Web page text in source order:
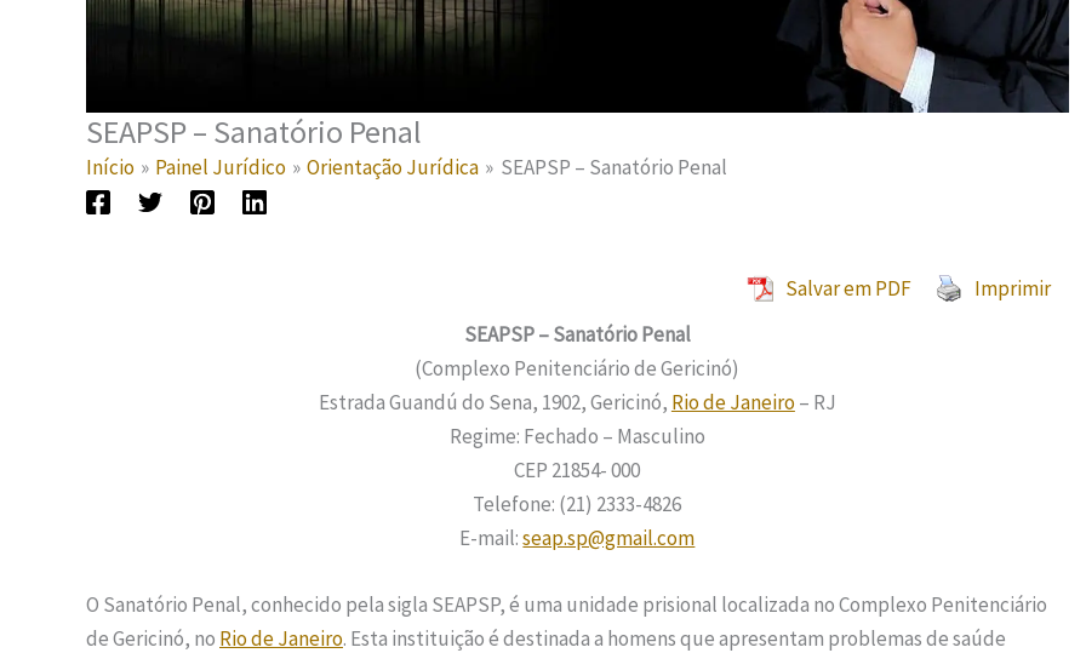
SEAPSP – Sanatório Penal
Início Painel Jurídico Orientação Jurídica SEAPSP – Sanatório Penal
Salvar em PDF
Imprimir
SEAPSP – Sanatório Penal
(Complexo Penitenciário de Gericinó)
Estrada Guandú do Sena, 1902, Gericinó, Rio de Janeiro– RJ
Regime: Fechado – Masculino
CEP 21854- 000
Telefone: (21) 2333-4826
E-mail:seap.sp@gmail.com
O Sanatório Penal, conhecido pela sigla SEAPSP, é uma unidade prisional localizada no Complexo Penitenciário
de Gericinó, no Rio de Janeiro. Esta instituição é destinada a homens que apresentam problemas de saúde